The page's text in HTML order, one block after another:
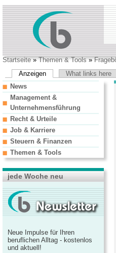
Startseite»Themen & Tools»
Anzeigen
What links here
News
Management &
Unternehmensführung
Recht & Urteile
Job & Karriere
Steuern & Finanzen
Themen & Tools
jede Woche neu
Neue Impulse für Ihren
beruflichen Alltag - kostenlos
und aktuell!